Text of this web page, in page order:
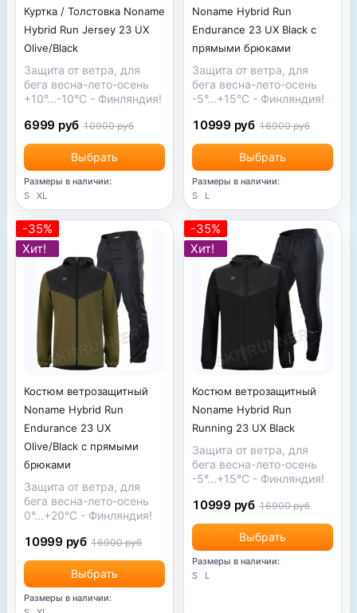
Куртка / Толстовка Noname
Hybrid Run Jersey 23 UX
Olive/Black
Защита от ветра, для
бега весна-лето-осень
+10°...-10°С - Финляндия!
Выбрать
6999 руб 10900 руб
Размеры в наличии:
S
XL
Noname Hybrid Run
Endurance 23 UX Black с
прямыми брюками
Защита от ветра, для
бега весна-лето-осень
-5°...+15°С - Финляндия!
Выбрать
10999 руб 16900 руб
Размеры в наличии:
S
L
-35%
Хит!
Костюм ветрозащитный
Noname Hybrid Run
Endurance 23 UX
Olive/Black с прямыми
брюками
Защита от ветра, для
бега весна-лето-осень
0°...+20°С - Финляндия!
Выбрать
10999 руб 16900 руб
Размеры в наличии:
-35%
Хит!
Костюм ветрозащитный
Noname Hybrid Run
Running 23 UX Black
Защита от ветра, для
бега весна-лето-осень
-5°...+15°С - Финляндия!
Выбрать
10999 руб 16900 руб
Размеры в наличии:
S
L